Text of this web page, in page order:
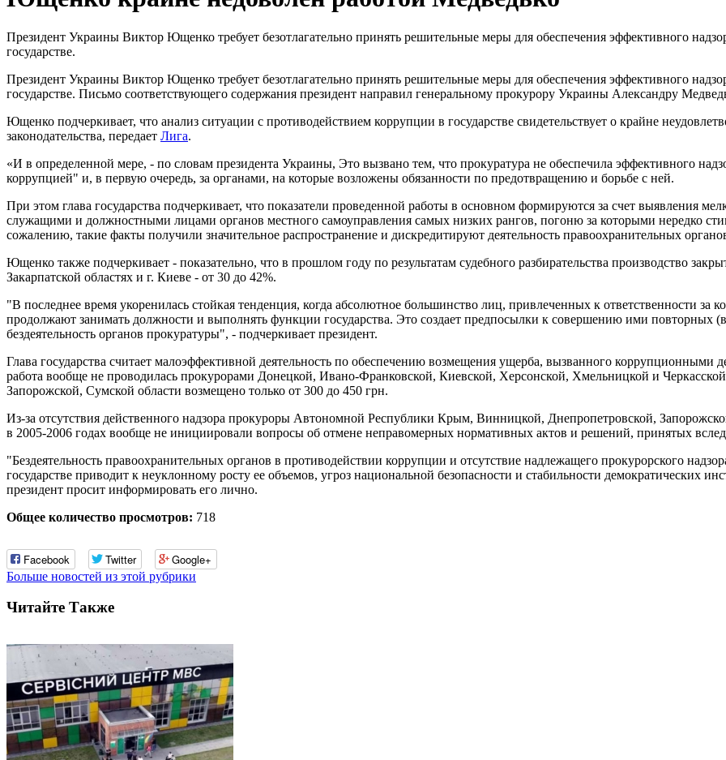
Президент Украины Виктор Ющенко требует безотлагательно принять решительные меры для обеспечения эффективного
государстве.
Президент Украины Виктор Ющенко требует безотлагательно принять решительные меры для обеспечения эффективного
государстве. Письмо соответствующего содержания президент направил генеральному прокурору Украины Александру
Ющенко подчеркивает, что анализ ситуации с противодействием коррупции в государстве свидетельствует о крайне
законодательства, передает Лига.
«И в определенной мере, - по словам президента Украины, Это вызвано тем, что прокуратура не обеспечила эффективного
коррупцией" и, в первую очередь, за органами, на которые возложены обязанности по предотвращению и борьбе с ней.
При этом глава государства подчеркивает, что показатели проведенной работы в основном формируются за счет выявления
служащими и должностными лицами органов местного самоуправления самых низких рангов, погоню за которыми нередко
сожалению, такие факты получили значительное распространение и дискредитируют деятельность правоохранительных
Ющенко также подчеркивает - показательно, что в прошлом году по результатам судебного разбирательства производство
Закарпатской областях и г. Киеве - от 30 до 42%.
"В последнее время укоренилась стойкая тенденция, когда абсолютное большинство лиц, привлеченных к ответственности за
продолжают занимать должности и выполнять функции государства. Это создает предпосылки к совершению ими повторных
бездеятельность органов прокуратуры", - подчеркивает президент.
Глава государства считает малоэффективной деятельность по обеспечению возмещения ущерба, вызванного коррупционными
работа вообще не проводилась прокурорами Донецкой, Ивано-Франковской, Киевской, Херсонской, Хмельницкой и
Запорожской, Сумской области возмещено только от 300 до 450 грн.
Из-за отсутствия действенного надзора прокуроры Автономной Республики Крым, Винницкой, Днепропетровской,
в 2005-2006 годах вообще не инициировали вопросы об отмене неправомерных нормативных актов и решений, принятых
"Бездеятельность правоохранительных органов в противодействии коррупции и отсутствие надлежащего прокурорского
государстве приводит к неуклонному росту ее объемов, угроз национальной безопасности и стабильности демократических
президент просит информировать его лично.
Общее количество просмотров: 718
Facebook Twitter Google+
Больше новостей из этой рубрики
Читайте Также